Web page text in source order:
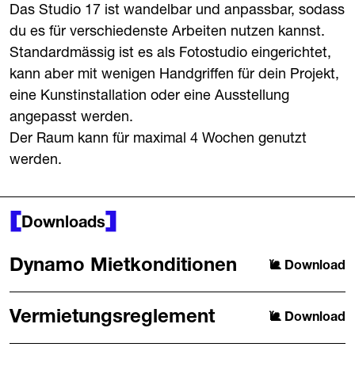
Das Studio 17 ist wandelbar und anpassbar, sodass
du es für verschiedenste Arbeiten nutzen kannst.
Standardmässig ist es als Fotostudio eingerichtet,
kann aber mit wenigen Handgriffen für dein Projekt,
eine Kunstinstallation oder eine Ausstellung
angepasst werden.
Der Raum kann für maximal 4 Wochen genutzt
werden.
Downloads
Dynamo Mietkonditionen Download
Vermietungsreglement Download